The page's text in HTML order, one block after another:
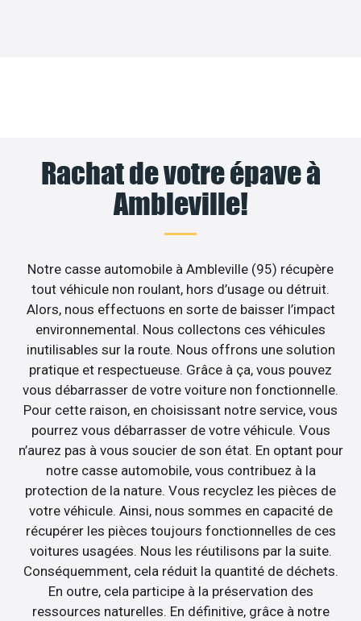
Rachat de votre épave à
Ambleville!
Notre casse automobile à Ambleville (95) récupère
tout véhicule non roulant, hors d’usage ou détruit.
Alors, nous effectuons en sorte de baisser l’impact
environnemental. Nous collectons ces véhicules
inutilisables sur la route. Nous offrons une solution
pratique et respectueuse. Grâce à ça, vous pouvez
vous débarrasser de votre voiture non fonctionnelle.
Pour cette raison, en choisissant notre service, vous
pourrez vous débarrasser de votre véhicule. Vous
n’aurez pas à vous soucier de son état. En optant pour
notre casse automobile, vous contribuez à la
protection de la nature. Vous recyclez les pièces de
votre véhicule. Ainsi, nous sommes en capacité de
récupérer les pièces toujours fonctionnelles de ces
voitures usagées. Nous les réutilisons par la suite.
Conséquemment, cela réduit la quantité de déchets.
En outre, cela participe à la préservation des
ressources naturelles. En définitive, grâce à notre